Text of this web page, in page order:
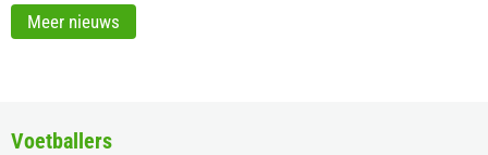
Meer nieuws
Voetballers